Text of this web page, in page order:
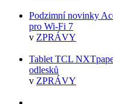
Podzimní novinky
pro Wi-Fi 7
v ZPRÁVY
Tablet TCL
odlesků
v ZPRÁVY